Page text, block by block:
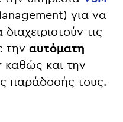
για να
διαχειριστούν τις
την αυτόματη
καθώς και την
παράδοσής τους.